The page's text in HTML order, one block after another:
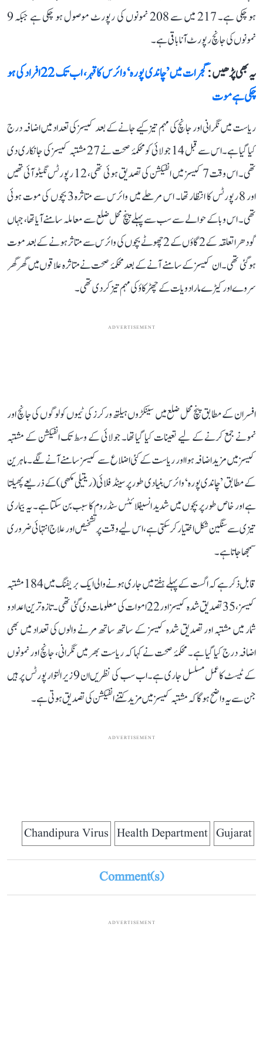
ہو چکی ہے۔ 217 میں سے 208 نمونوں کی رپورٹ موصول ہو چکی ہے جبکہ 9
نمونوں کی جانچ رپورٹ آنا باقی ہے۔
یہ بھی پڑھیں :
گجرات میں ’چاندی پورہ‘ وائرس کا قہر، اب تک 22 افراد کی ہو
چکی ہے موت
ریاست میں نگرانی اور جانچ کی مہم تیز کیے جانے کے بعد کیسز کی تعداد میں اضافہ درج
کیا گیا ہے۔ اس سے قبل 14 جولائی کو محکمۂ صحت نے 27 مشتبہ کیسز کی جانکاری دی
تھی۔ اس وقت 7 کیسز میں انفیکشن کی تصدیق ہوئی تھی، 12 رپورٹس نگیٹو آئی تھیں
اور 8 رپورٹس کا انتظار تھا۔ اس مرحلے میں وائرس سے متاثرہ 3 بچوں کی موت ہوئی
تھی۔ اس وبا کے حوالے سے سب سے پہلے پنچ محل ضلع سے معاملہ سامنے آیا تھا، جہاں
گودھرا تعلقہ کے 2 گاؤں کے 2 چھوٹے بچوں کی وائرس سے متاثر ہونے کے بعد موت
ہو گئی تھی۔ ان کیسز کے سامنے آنے کے بعد محکمۂ صحت نے متاثرہ علاقوں میں گھر گھر
سروے اور کیڑے مار ادویات کے چھڑکاؤ کی مہم تیز کر دی تھی۔
ADVERTISEMENT
افسران کے مطابق پنچ محل ضلع میں سینکڑوں ہیلتھ ورکرز کی ٹیموں کو لوگوں کی جانچ اور
نمونے جمع کرنے کے لیے تعینات کیا گیا تھا۔ جولائی کے وسط تک انفیکشن کے مشتبہ
کیسز میں مزید اضافہ ہوا اور ریاست کے کئی اضلاع سے کیسز سامنے آنے لگے۔ ماہرین
کے مطابق ’چاندی پورہ‘ وائرس بنیادی طور پر سینڈ فلائی (ریتیلی مکھی) کے ذریعے پھیلتا
ہے اور خاص طور پر بچوں میں شدید انسیفلائٹس سنڈروم کا سبب بن سکتا ہے۔ یہ بیماری
تیزی سے سنگین شکل اختیار کر سکتی ہے، اس لیے وقت پر تشخیص اور علاج انتہائی ضروری
سمجھا جاتا ہے۔
قابل ذکر ہے کہ اگست کے پہلے ہفتے میں جاری ہونے والی ایک بریفنگ میں 184 مشتبہ
کیسز، 35 تصدیق شدہ کیسز اور 22 اموات کی معلومات دی گئی تھی۔ تازہ ترین اعداد و
شمار میں مشتبہ اور تصدیق شدہ کیسز کے ساتھ ساتھ مرنے والوں کی تعداد میں بھی
اضافہ درج کیا گیا ہے۔ محکمۂ صحت نے کہا کہ ریاست بھر میں نگرانی، جانچ اور نمونوں
کے ٹیسٹ کا عمل مسلسل جاری ہے۔ اب سب کی نظریں ان 9 زیر التوا رپورٹس پر ہیں
جن سے یہ واضح ہوگا کہ مشتبہ کیسز میں مزید کتنے انفیکشن کی تصدیق ہوتی ہے۔
ADVERTISEMENT
Gujarat
Health Department
Chandipura Virus
Comment(s)
ADVERTISEMENT